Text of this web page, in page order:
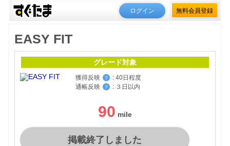
ログイン 無料会員登録
EASY FIT
グレード対象
獲得反映 ？ : 40日程度
通帳反映
？ : ３日以内
90
掲載終了しました